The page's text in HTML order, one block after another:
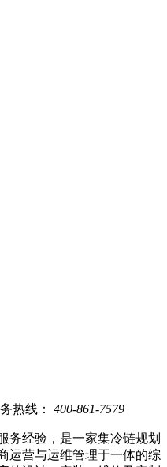
热线： 400-861-7579
务经验，是一家集冷链规划
运营与运维管理于一体的综